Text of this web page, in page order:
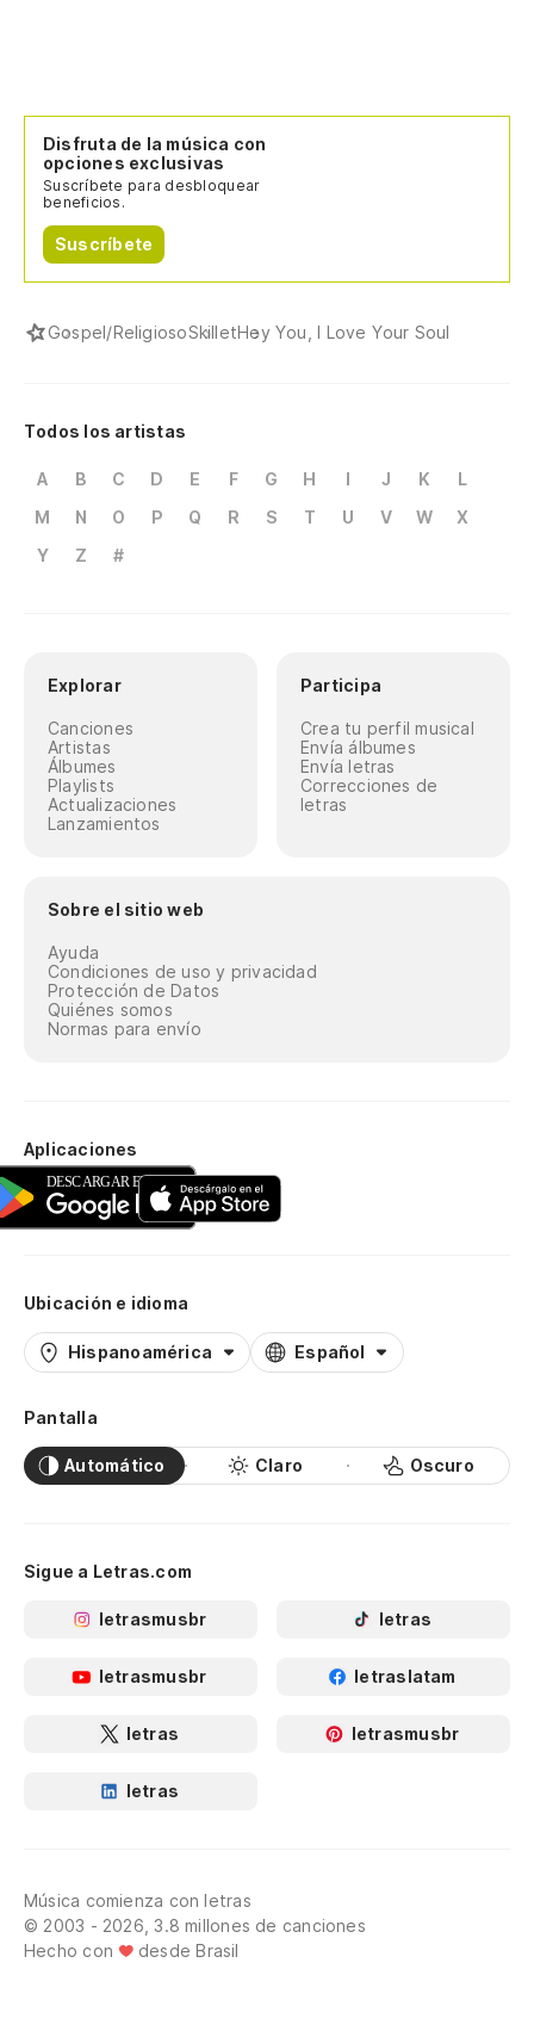
Disfruta de la música con
opciones exclusivas
Suscríbete para desbloquear
beneficios.
Suscríbete
Gospel/ReligiosoSkilletHey You, I Love Your Soul
Todos los artistas
A B C D E F G H I J K
L
M
N O P Q R S T U V W
X
Y
Z #
Explorar
Canciones
Artistas
Álbumes
Playlists
Actualizaciones
Lanzamientos
Participa
Crea tu perfil musical
Envía álbumes
Envía letras
Correcciones de
letras
Sobre el sitio web
Ayuda
Condiciones de uso y privacidad
Protección de Datos
Quiénes somos
Normas para envío
Aplicaciones
Ubicación e idioma
Hispanoamérica Español
Pantalla
Automático Claro Oscuro
Sigue a Letras.com
letrasmusbr letras
letrasmusbr letraslatam
letras letrasmusbr
letras
Música comienza con letras
© 2003 - 2026, 3.8 millones de canciones
Hecho con
desde Brasil